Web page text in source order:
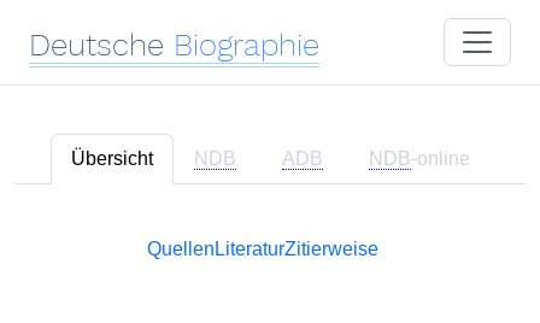
Deutsche Biographie
Übersicht NDB ADB NDB-online
Quellen LiteraturZitierweise